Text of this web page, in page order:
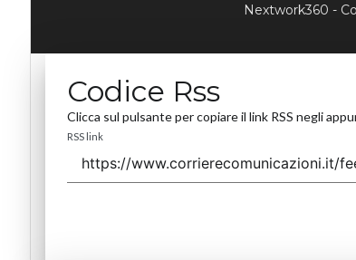
Nextwork360 -
Codice Rss
Clicca sul pulsante per copiare il link RSS negli
RSS link